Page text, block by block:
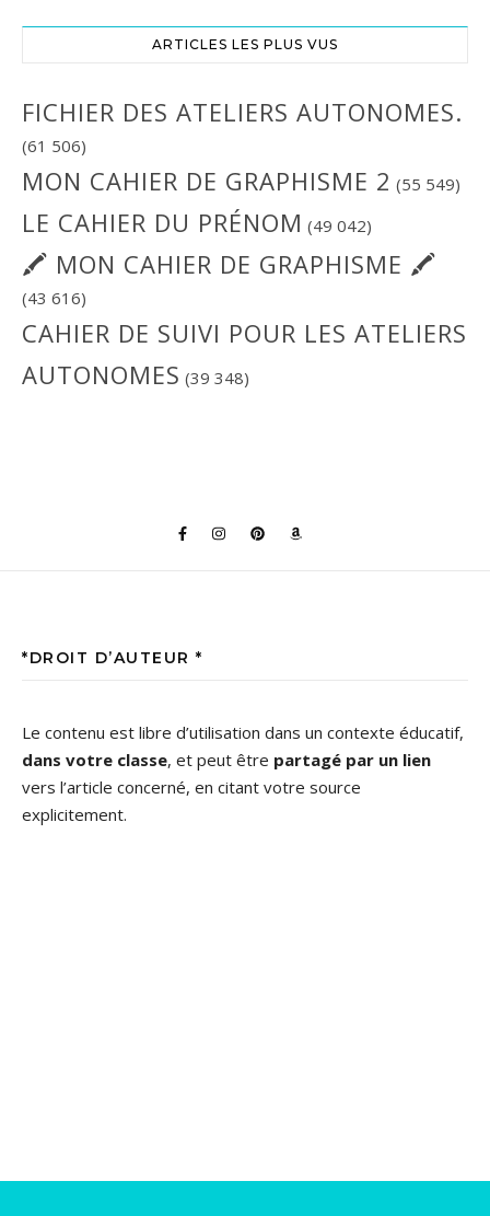
ARTICLES LES PLUS VUS
FICHIER DES ATELIERS AUTONOMES.
(61 506)
MON CAHIER DE GRAPHISME 2 (55 549)
LE CAHIER DU PRÉNOM (49 042)
🖍 MON CAHIER DE GRAPHISME 🖍
(43 616)
CAHIER DE SUIVI POUR LES ATELIERS
AUTONOMES (39 348)
*DROIT D’AUTEUR *
Le contenu est libre d’utilisation dans un contexte éducatif,
dans votre classe, et peut être partagé par un lien
vers l’article concerné, en citant votre source
explicitement.